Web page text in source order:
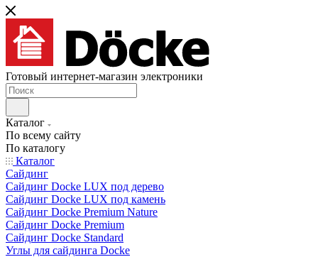
Готовый интернет-магазин электроники
Каталог
По всему сайту
По каталогу
Каталог
Сайдинг
Сайдинг Docke LUX под дерево
Сайдинг Docke LUX под камень
Сайдинг Docke Premium Nature
Сайдинг Docke Premium
Сайдинг Docke Standard
Углы для сайдинга Docke